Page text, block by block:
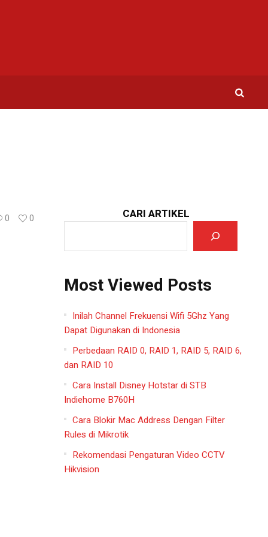
0 0 CARI ARTIKEL
Most Viewed Posts
Inilah Channel Frekuensi Wifi 5Ghz Yang
Dapat Digunakan di Indonesia
Perbedaan RAID 0, RAID 1, RAID 5, RAID 6,
dan RAID 10
Cara Install Disney Hotstar di STB
Indiehome B760H
Cara Blokir Mac Address Dengan Filter
Rules di Mikrotik
Rekomendasi Pengaturan Video CCTV
Hikvision